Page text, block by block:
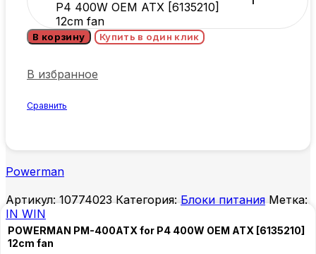
P4 400W OEM ATX [6135210]
12cm fan
В корзину Купить в один клик
В избранное
Сравнить
Powerman
Артикул:10774023Категория: Блоки питания Метка:
IN WIN
POWERMAN PM-400ATX for P4 400W OEM ATX [6135210]
12cm fan